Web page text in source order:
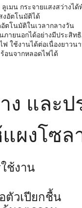
เมน กระจายแสงสว่างได้
งอัตโนมัติได้
ตโนมัติในเวลากลางวัน
ภายนอกได้อย่างมีประสิท
ใช้งานได้ต่อเนื่องยาวน
อนจากหลอดไฟได้
ง และ
ผงโซล
ช้งาน
ตัวเปียกชื้น